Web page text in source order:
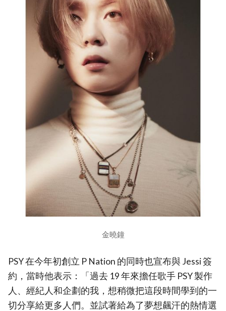
金曉鐘
PSY 在今年初創立 P Nation 的同時也宣布與 Jessi 簽
約，當時他表示：「過去 19 年來擔任歌手 PSY 製作
人、經紀人和企劃的我，想稍微把這段時間學到的一
切分享給更多人們。並試著給為了夢想飆汗的熱情選